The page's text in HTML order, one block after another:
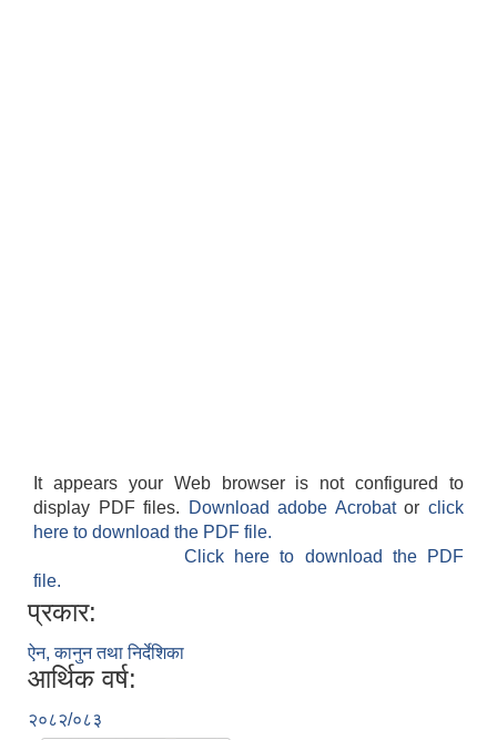
It appears your Web browser is not configured to
display PDF files.
Download adobe Acrobatorclick
here to download the PDF file.
Click here to download the PDF
file.
प्रकार:
ऐन, कानुन तथा निर्देशिका
आर्थिक वर्ष:
२०८२/०८३